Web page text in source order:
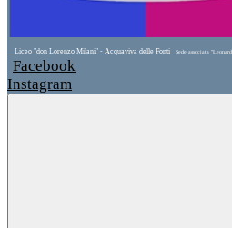
Liceo "don Lorenzo Milani" - Acquaviva delle Fonti Sede associata
Facebook
Instagram